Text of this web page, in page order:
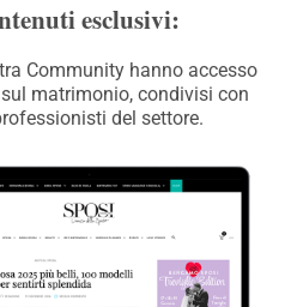
esclusivi:
Community hanno accesso
matrimonio, condivisi con
del settore.